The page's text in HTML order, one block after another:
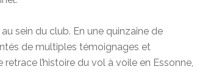
sein du club. En une quinzaine de
de multiples témoignages et
l’histoire du vol à voile en Essonne,